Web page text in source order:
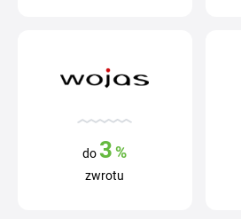
do 3 %
zwrotu